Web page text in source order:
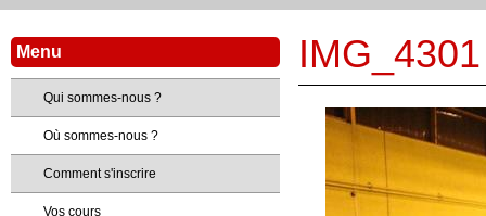
IMG_4301
Menu
Qui sommes-nous ?
Où sommes-nous ?
Comment s'inscrire
Vos cours